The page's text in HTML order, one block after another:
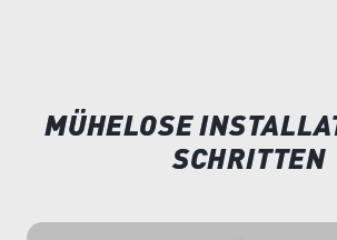
MÜHELOSE
SCHRITTEN